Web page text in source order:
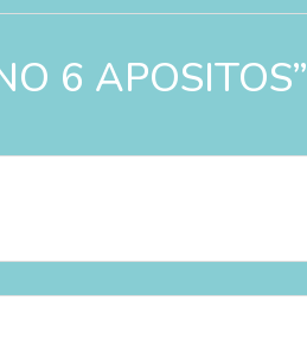
6 APOSITOS”